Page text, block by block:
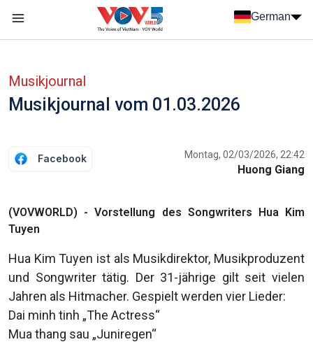
German
Musikjournal
Musikjournal vom 01.03.2026
Facebook Montag, 02/03/2026, 22:42
Huong Giang
(VOVWORLD) - Vorstellung des Songwriters Hua Kim
Tuyen
Hua Kim Tuyen ist als Musikdirektor, Musikproduzent
und Songwriter tätig. Der 31-jährige gilt seit vielen
Jahren als Hitmacher. Gespielt werden vier Lieder:
Dai minh tinh „The Actress“
Mua thang sau „Juniregen“